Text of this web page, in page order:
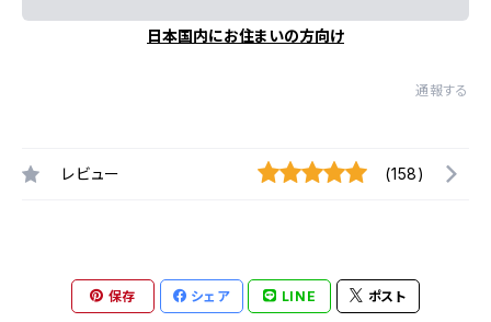
日本国内にお住まいの方向け
通報する
レビュー (158)
保存 シェア LINE ポスト